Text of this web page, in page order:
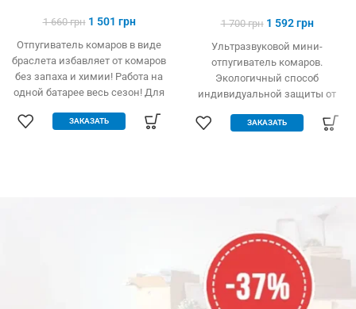
1 660грн 1 501 грн
Отпугиватель комаров в виде
браслета избавляет от комаров
без запаха и химии! Работа на
одной батарее весь сезон! Для
ЗАКАЗАТЬ
1 700грн 1 592грн
Ультразвуковой мини-
отпугиватель комаров.
Экологичный способ
индивидуальной защиты от
Легкое крепление, компас.
ЗАКАЗАТЬ